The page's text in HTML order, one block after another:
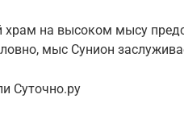
храм на высоком мысу
мыс Сунион
Суточно.ру